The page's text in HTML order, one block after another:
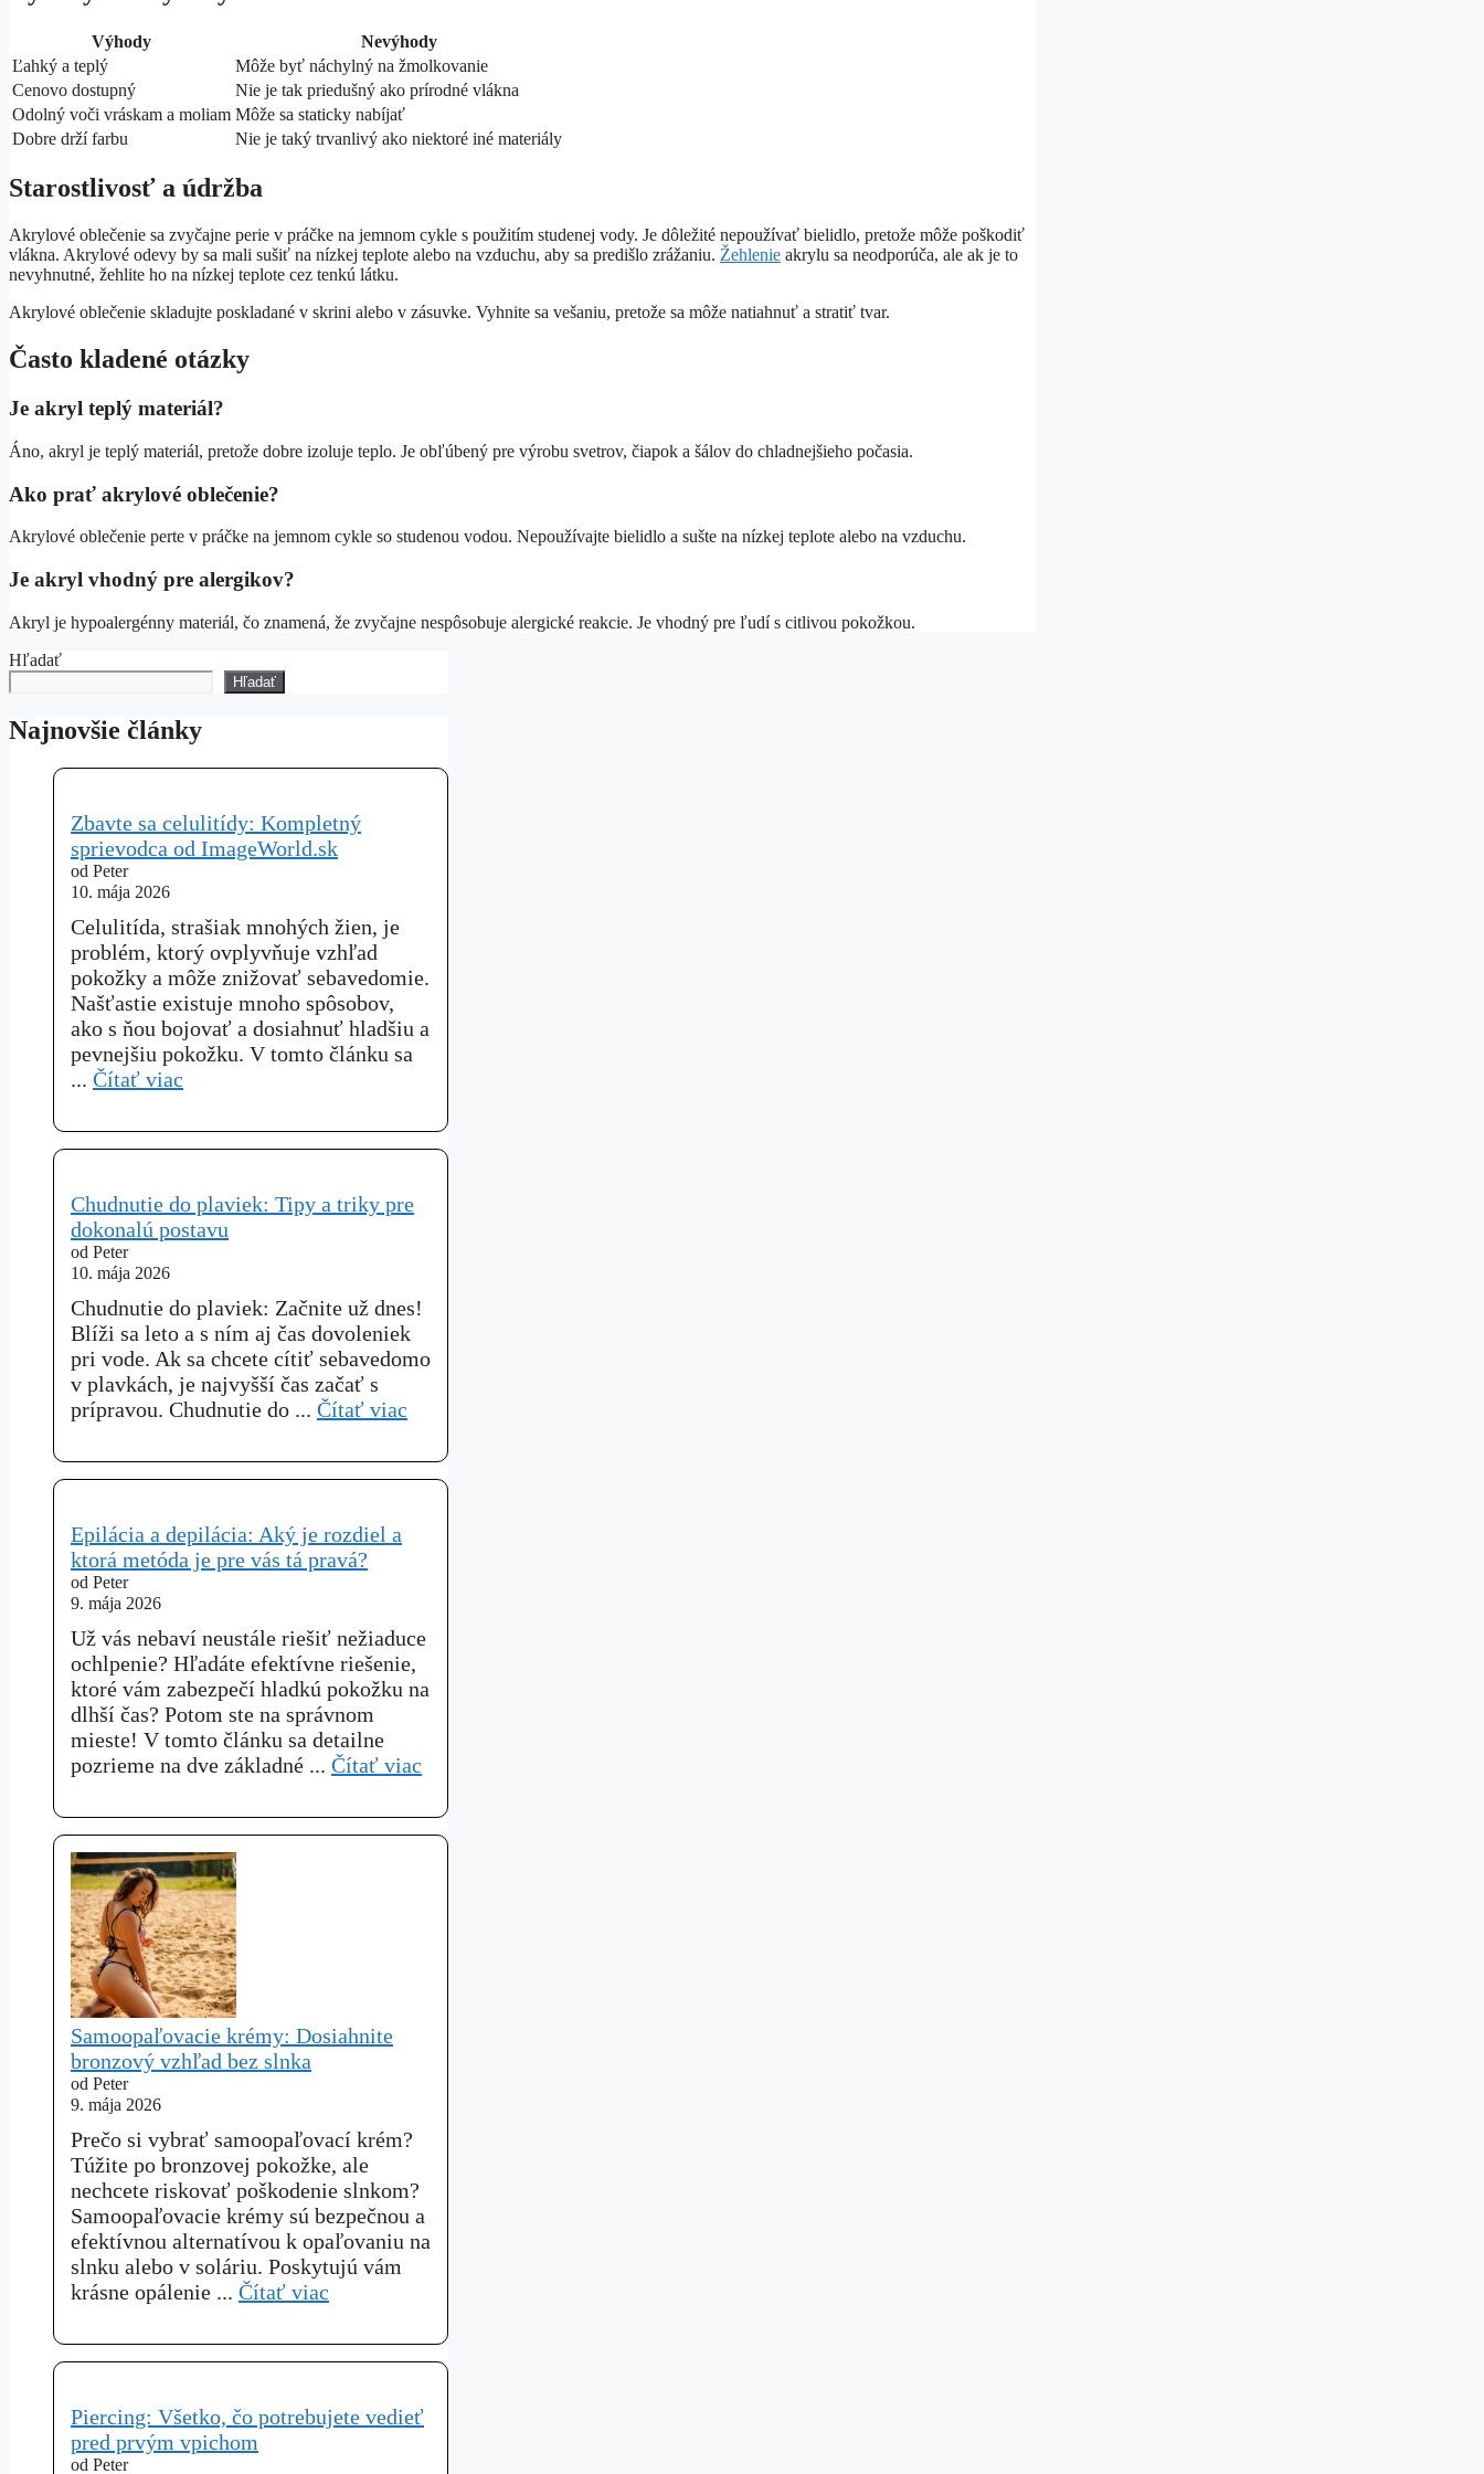
Výhody
Nevýhody
Ľahký a teplý
Môže byť náchylný na žmolkovanie
Cenovo dostupný
Nie je tak priedušný ako prírodné vlákna
Odolný voči vráskam a moliam Môže sa staticky nabíjať
Dobre drží farbu
Nie je taký trvanlivý ako niektoré iné materiály
Starostlivosť a údržba
Akrylové oblečenie sa zvyčajne perie v práčke na jemnom cykle s použitím studenej vody. Je dôležité nepoužívať bielidlo, pretože môže poškodiť
vlákna. Akrylové odevy by sa mali sušiť na nízkej teplote alebo na vzduchu, aby sa predišlo zrážaniu. Žehlenie akrylu sa neodporúča, ale ak je to
nevyhnutné, žehlite ho na nízkej teplote cez tenkú látku.
Akrylové oblečenie skladujte poskladané v skrini alebo v zásuvke. Vyhnite sa vešaniu, pretože sa môže natiahnuť a stratiť tvar.
Často kladené otázky
Je akryl teplý materiál?
Áno, akryl je teplý materiál, pretože dobre izoluje teplo. Je obľúbený pre výrobu svetrov, čiapok a šálov do chladnejšieho počasia.
Ako prať akrylové oblečenie?
Akrylové oblečenie perte v práčke na jemnom cykle so studenou vodou. Nepoužívajte bielidlo a sušte na nízkej teplote alebo na vzduchu.
Je akryl vhodný pre alergikov?
Akryl je hypoalergénny materiál, čo znamená, že zvyčajne nespôsobuje alergické reakcie. Je vhodný pre ľudí s citlivou pokožkou.
Hľadať
Hľadať
Najnovšie články
Zbavte sa celulitídy: Kompletný
sprievodca od ImageWorld.sk
od Peter
10. mája 2026
Celulitída, strašiak mnohých žien, je
problém, ktorý ovplyvňuje vzhľad
pokožky a môže znižovať sebavedomie.
Našťastie existuje mnoho spôsobov,
ako s ňou bojovať a dosiahnuť hladšiu a
pevnejšiu pokožku. V tomto článku sa
... Čítať viac
Chudnutie do plaviek: Tipy a triky pre
dokonalú postavu
od Peter
10. mája 2026
Chudnutie do plaviek: Začnite už dnes!
Blíži sa leto a s ním aj čas dovoleniek
pri vode. Ak sa chcete cítiť sebavedomo
v plavkách, je najvyšší čas začať s
prípravou. Chudnutie do ... Čítať viac
Epilácia a depilácia: Aký je rozdiel a
ktorá metóda je pre vás tá pravá?
od Peter
9. mája 2026
Už vás nebaví neustále riešiť nežiaduce
ochlpenie? Hľadáte efektívne riešenie,
ktoré vám zabezpečí hladkú pokožku na
dlhší čas? Potom ste na správnom
mieste! V tomto článku sa detailne
pozrieme na dve základné ... Čítať viac
Samoopaľovacie krémy: Dosiahnite
bronzový vzhľad bez slnka
od Peter
9. mája 2026
Prečo si vybrať samoopaľovací krém?
Túžite po bronzovej pokožke, ale
nechcete riskovať poškodenie slnkom?
Samoopaľovacie krémy sú bezpečnou a
efektívnou alternatívou k opaľovaniu na
slnku alebo v soláriu. Poskytujú vám
krásne opálenie ... Čítať viac
Piercing: Všetko, čo potrebujete vedieť
pred prvým vpichom
od Peter